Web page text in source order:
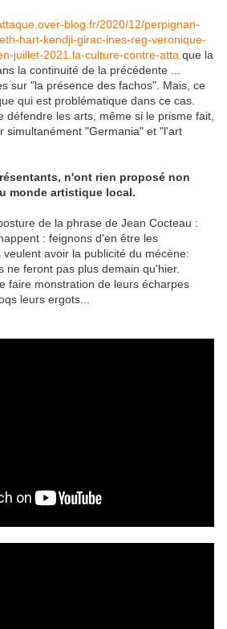
blog.fr/2020/12/perpignan-
hart-kendji-girac-ines-reg-veronique-
juillet-2021.la-culture-contre-atta que la
la continuité de la précédente ...
sur "la présence des fachos". Mais, ce
qui est problématique dans ce cas.
défendre les arts, même si le prisme fait,
simultanément "Germania" et "l'art
n'ont rien proposé non
monde artistique local.
de la phrase de Jean Cocteau :
: feignons d'en être les
avoir la publicité du mécène:
feront pas plus demain qu'hier.
faire monstration de leurs écharpes
leurs ergots...